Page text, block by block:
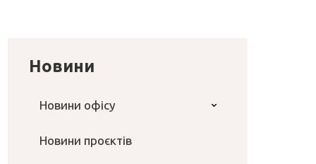
Новини
Новини офісу
Новини проєктів